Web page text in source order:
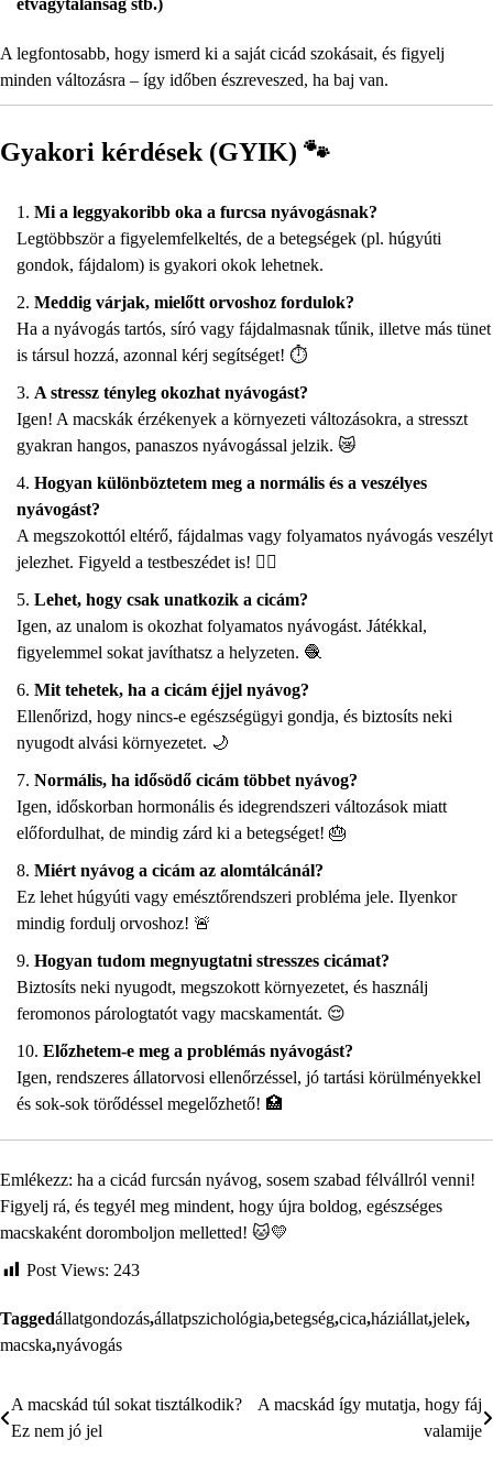
étvágytalanság stb.)
A legfontosabb, hogy ismerd ki a saját cicád szokásait, és figyelj
minden változásra – így időben észreveszed, ha baj van.
Gyakori kérdések (GYIK) 🐾
Mi a leggyakoribb oka a furcsa nyávogásnak?
Legtöbbször a figyelemfelkeltés, de a betegségek (pl. húgyúti
gondok, fájdalom) is gyakori okok lehetnek.
Meddig várjak, mielőtt orvoshoz fordulok?
Ha a nyávogás tartós, síró vagy fájdalmasnak tűnik, illetve más tünet
is társul hozzá, azonnal kérj segítséget! ⏱️
A stressz tényleg okozhat nyávogást?
Igen! A macskák érzékenyek a környezeti változásokra, a stresszt
gyakran hangos, panaszos nyávogással jelzik. 😿
Hogyan különböztetem meg a normális és a veszélyes
nyávogást?
A megszokottól eltérő, fájdalmas vagy folyamatos nyávogás veszélyt
jelezhet. Figyeld a testbeszédet is! 🕵️‍♂️
Lehet, hogy csak unatkozik a cicám?
Igen, az unalom is okozhat folyamatos nyávogást. Játékkal,
figyelemmel sokat javíthatsz a helyzeten. 🧶
Mit tehetek, ha a cicám éjjel nyávog?
Ellenőrizd, hogy nincs-e egészségügyi gondja, és biztosíts neki
nyugodt alvási környezetet. 🌙
Normális, ha idősödő cicám többet nyávog?
Igen, időskorban hormonális és idegrendszeri változások miatt
előfordulhat, de mindig zárd ki a betegséget! 🎂
Miért nyávog a cicám az alomtálcánál?
Ez lehet húgyúti vagy emésztőrendszeri probléma jele. Ilyenkor
mindig fordulj orvoshoz! 🚨
Hogyan tudom megnyugtatni stresszes cicámat?
Biztosíts neki nyugodt, megszokott környezetet, és használj
feromonos párologtatót vagy macskamentát. 😌
Előzhetem-e meg a problémás nyávogást?
Igen, rendszeres állatorvosi ellenőrzéssel, jó tartási körülményekkel
és sok-sok törődéssel megelőzhető! 🏥
Emlékezz: ha a cicád furcsán nyávog, sosem szabad félvállról venni!
Figyelj rá, és tegyél meg mindent, hogy újra boldog, egészséges
macskaként doromboljon melletted! 🐱💛
Post Views: 243
Taggedállatgondozás,állatpszichológia,betegség,cica,háziállat,jelek,
macska,nyávogás
Bejegyzés
navigáció
A macskád túl sokat tisztálkodik?
Ez nem jó jel
A macskád így mutatja, hogy fáj
valamije